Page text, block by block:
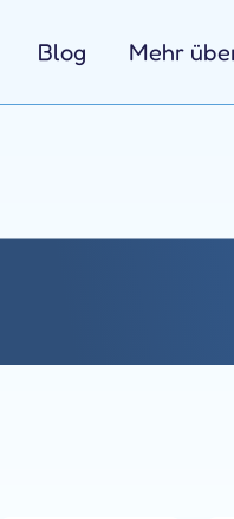
Blog Mehr